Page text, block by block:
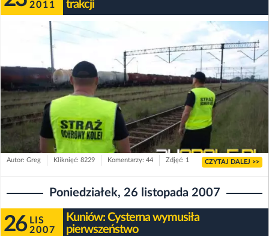
2011
trakcji
Autor: Greg Kliknięć: 8229 Komentarzy: 44 Zdjęć: 1 CZYTAJ DALEJ >>
Poniedziałek, 26 listopada 2007
26 LIS
2007
Kuniów: Cysterna wymusiła
pierwszeństwo